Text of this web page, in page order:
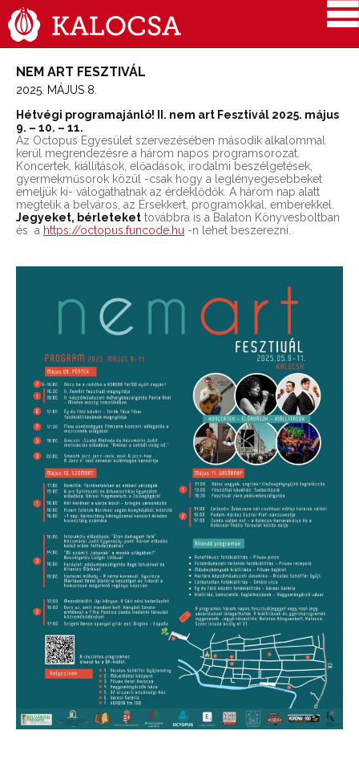
NEM ART FESZTIVÁL
2025. MÁJUS 8.
Hétvégi programajánló! II. nem art Fesztivál 2025. május
9. – 10. – 11.
Az Octopus Egyesület szervezésében második alkalommal
kerül megrendezésre a három napos programsorozat.
Koncertek, kiállítások, előadások, irodalmi beszélgetések,
gyermekműsorok közül -csak hogy a leglényegesebbeket
emeljük ki- válogathatnak az érdeklődők. A három nap alatt
megtelik a belváros, az Érsekkert, programokkal, emberekkel.
Jegyeket, bérleteket továbbra is a Balaton Könyvesboltban
és a https://octopus.funcode.hu -n lehet beszerezni.